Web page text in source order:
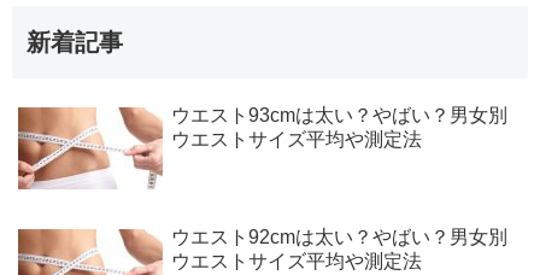
新着記事
ウエスト93cmは太い？やばい？男女別
ウエストサイズ平均や測定法
ウエスト92cmは太い？やばい？男女別
ウエストサイズ平均や測定法